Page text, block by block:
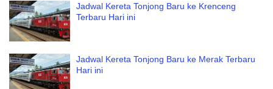
Jadwal Kereta Tonjong Baru ke Krenceng
Terbaru Hari ini
Jadwal Kereta Tonjong Baru ke Merak Terbaru
Hari ini